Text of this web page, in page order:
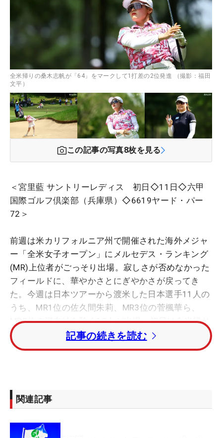
全米帰りの桑木志帆が「64」をマークして1打差の2位発進 （撮影：福田
文平）
この記事の写真8枚を見る
＜宮里藍 サントリーレディス 初日◇11日◇六甲
国際ゴルフ倶楽部（兵庫県）◇6619ヤード・パー
72＞
前週は米カリフォルニア州で開催された海外メジャ
ー「全米女子オープン」にメルセデス・ランキング
(MR)上位者がごっそり出場。寂しさが否めなかった
フィールドに、華やかさとにぎやかさが戻ってき
た。今週は日本ツアーから渡米した日本選手11人の
うち、MR1位の佐久間朱莉、MR3位の菅楓華ら、
MR2位の河本結を除く10人が出場。初日は全米帰り
の実力者たちがきっちり上位に顔をそろえた。
し、8バーディでボギーなしの「64」を叩き出し
た。インから出て、ティショットをピン左奥2メー
ピン右奥3メートルに乗せた16番パー3からも3連続
記事の続きを読む
関連記事